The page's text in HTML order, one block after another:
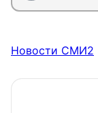
Новости СМИ2